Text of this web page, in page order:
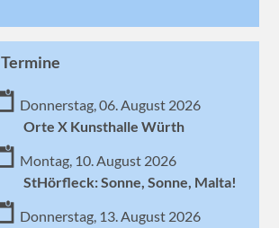
Termine
Donnerstag, 06. August 2026
Orte X Kunsthalle Würth
Montag, 10. August 2026
StHörfleck: Sonne, Sonne, Malta!
Donnerstag, 13. August 2026